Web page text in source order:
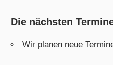
Die nächsten
Wir planen neue